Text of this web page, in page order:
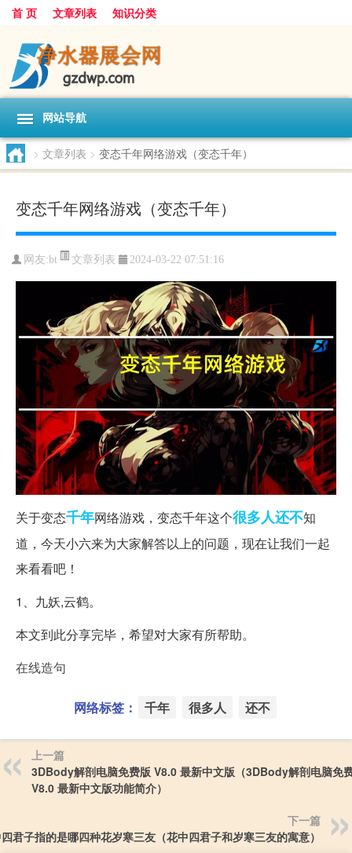
首 页 文章列表 知识分类
网站导航
> 文章列表 > 变态千年网络游戏（变态千年）
变态千年网络游戏（变态千年）
网友:bt 文章列表 2024-03-22 07:51:16
关于变态千年网络游戏，变态千年这个很多人还不知
道，今天小六来为大家解答以上的问题，现在让我们一起
来看看吧！
1、九妖,云鹤。
本文到此分享完毕，希望对大家有所帮助。
在线造句
网络标签： 千年 很多人 还不
上一篇
3DBody解剖电脑免费版 V8.0 最新中文版（3DBody解剖电脑免
V8.0 最新中文版功能简介）
下一篇
君子指的是哪四种花岁寒三友（花中四君子和岁寒三友的寓意）